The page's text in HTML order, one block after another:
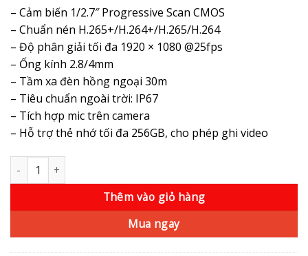
– Cảm biến 1/2.7″ Progressive Scan CMOS
– Chuẩn nén H.265+/H.264+/H.265/H.264
– Độ phân giải tối đa 1920 × 1080 @25fps
– Ống kính 2.8/4mm
– Tầm xa đèn hồng ngoại 30m
– Tiêu chuẩn ngoài trời: IP67
– Tích hợp mic trên camera
– Hỗ trợ thẻ nhớ tối đa 256GB, cho phép ghi video
Camera IP 2MP HIKVISION DS-2CD1023G0-IUF số lượng
Thêm vào giỏ hàng
Mua ngay